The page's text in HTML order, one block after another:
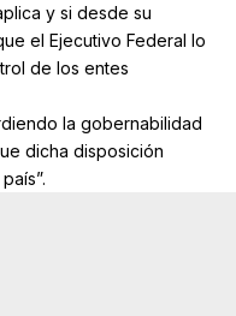
y si desde su
el Ejecutivo Federal lo
de los entes
la gobernabilidad
dicha disposición